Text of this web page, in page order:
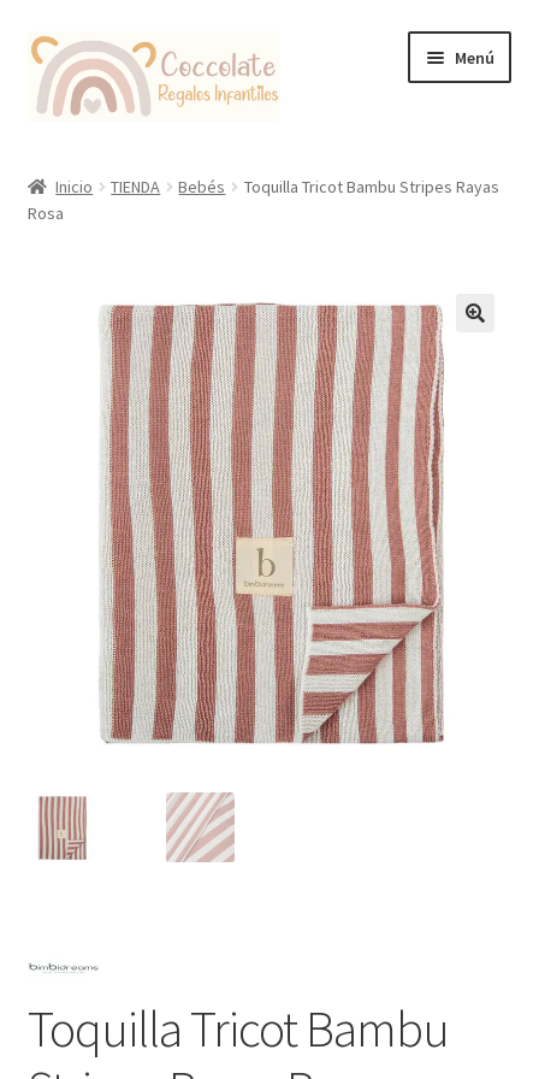
Ir
la
Ir
contenido
Menú
Coccolate Puericultura y Juguetería Educativa
Inicio TIENDA Bebés
Toquilla Tricot Bambu Stripes Rayas
Rosa
Toquilla Tricot Bambu